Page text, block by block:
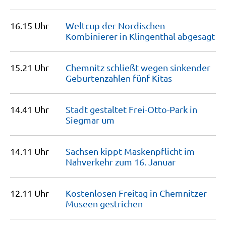
16.15 Uhr
Weltcup der Nordischen
Kombinierer in Klingenthal abgesagt
15.21 Uhr
Chemnitz schließt wegen sinkender
Geburtenzahlen fünf Kitas
14.41 Uhr
Stadt gestaltet Frei-Otto-Park in
Siegmar um
14.11 Uhr
Sachsen kippt Maskenpflicht im
Nahverkehr zum 16.
Januar
12.11 Uhr
Kostenlosen Freitag in Chemnitzer
Museen gestrichen